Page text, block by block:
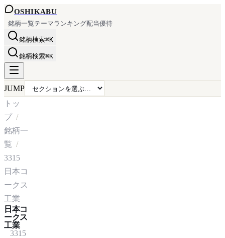
OSHIKABU
銘柄一覧テーマランキング配当優待
銘柄検索⌘K
銘柄検索⌘K
JUMP
トッ
プ
銘柄一
覧
3315
日本コ
ークス
工業
日本コ
ークス
工業
3315